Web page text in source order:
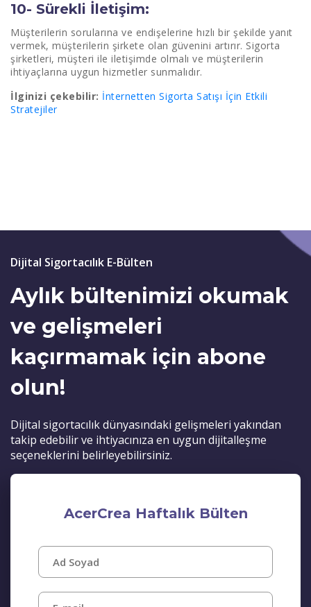
10- Sürekli İletişim:
Müşterilerin sorularına ve endişelerine hızlı bir şekilde yanıt
vermek, müşterilerin şirkete olan güvenini artırır. Sigorta
şirketleri, müşteri ile iletişimde olmalı ve müşterilerin
ihtiyaçlarına uygun hizmetler sunmalıdır.
İlginizi çekebilir: İnternetten Sigorta Satışı İçin Etkili
Stratejiler
Dijital Sigortacılık E-Bülten
Aylık bültenimizi okumak
ve gelişmeleri
kaçırmamak için abone
olun!
Dijital sigortacılık dünyasındaki gelişmeleri yakından
takip edebilir ve ihtiyacınıza en uygun dijitalleşme
seçeneklerini belirleyebilirsiniz.
AcerCrea Haftalık Bülten